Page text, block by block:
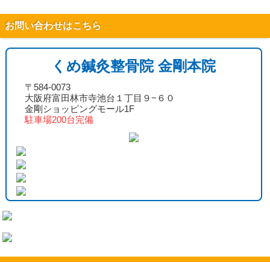
お問い合わせはこちら
くめ鍼灸整骨院 金剛本院
〒584-0073
大阪府富田林市寺池台１丁目９−６０
金剛ショッピングモール1F
駐車場200台完備